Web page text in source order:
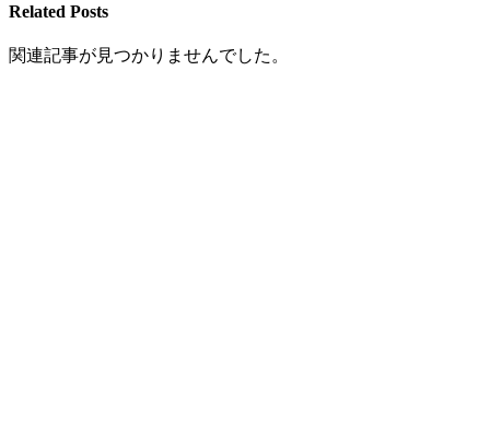
Related Posts
関連記事が見つかりませんでした。